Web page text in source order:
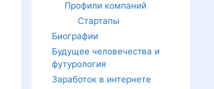
Профили компаний
Стартапы
Биографии
Будущее человечества и
футурология
Заработок в интернете